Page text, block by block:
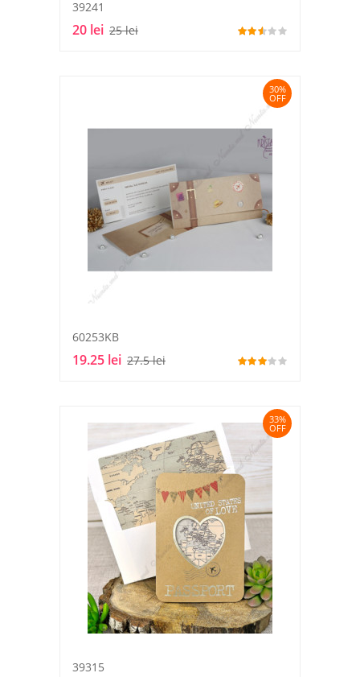
39241
20 lei 25 lei
30%
OFF
60253KB
19.25 lei 27.5 lei
33%
OFF
39315